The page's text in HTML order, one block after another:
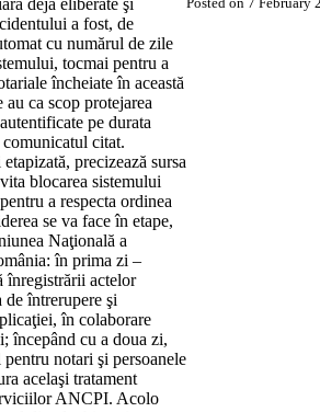
a fost, de
cu numărul de zile
tocmai pentru a
încheiate în această
ca scop protejarea
pe durata
citat.
precizează sursa
blocarea sistemului
a respecta ordinea
se va face în etape,
Naţională a
în prima zi –
înregistrării actelor
întrerupere şi
în colaborare
începând cu a doua zi,
notari şi persoanele
acelaşi tratament
ANCPI. Acolo